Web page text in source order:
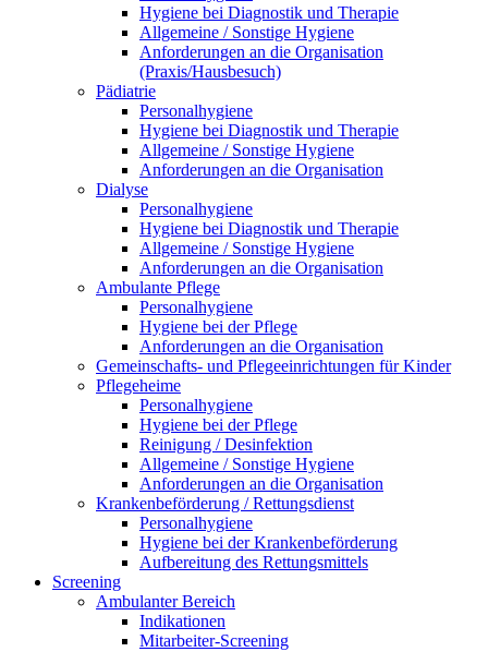
Hygiene bei Diagnostik und Therapie
Allgemeine / Sonstige Hygiene
Anforderungen an die Organisation
(Praxis/Hausbesuch)
Pädiatrie
Personalhygiene
Hygiene bei Diagnostik und Therapie
Allgemeine / Sonstige Hygiene
Anforderungen an die Organisation
Dialyse
Personalhygiene
Hygiene bei Diagnostik und Therapie
Allgemeine / Sonstige Hygiene
Anforderungen an die Organisation
Ambulante Pflege
Personalhygiene
Hygiene bei der Pflege
Anforderungen an die Organisation
Gemeinschafts- und Pflegeeinrichtungen für Kinder
Pflegeheime
Personalhygiene
Hygiene bei der Pflege
Reinigung / Desinfektion
Allgemeine / Sonstige Hygiene
Anforderungen an die Organisation
Krankenbeförderung / Rettungsdienst
Personalhygiene
Hygiene bei der Krankenbeförderung
Aufbereitung des Rettungsmittels
Screening
Ambulanter Bereich
Indikationen
Mitarbeiter-Screening